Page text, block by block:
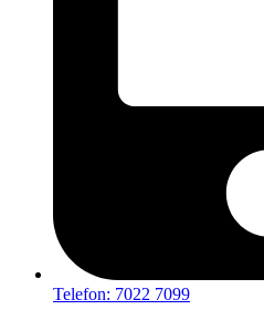
Telefon: 7022 7099